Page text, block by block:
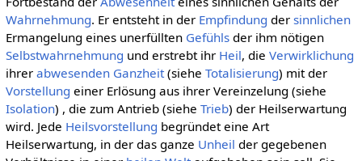
Wahrnehmung. Er entsteht in der Empfindung der sinnlichen
Ermangelung eines unerfüllten Gefühlsder ihm nötigen
Selbstwahrnehmung und erstrebt ihr Heil, die Verwirklichung
ihrer abwesenden Ganzheit(siehe Totalisierung) mit der
Vorstellung einer Erlösung aus ihrer Vereinzelung (siehe
Isolation) , die zum Antrieb (siehe Trieb) der Heilserwartung
wird. Jede Heilsvorstellung begründet eine Art
Heilserwartung, in der das ganze Unheil der gegebenen